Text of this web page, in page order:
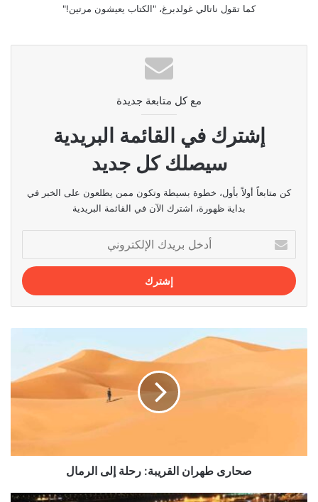
كما تقول ناتالي غولدبرغ، "الكتاب يعيشون مرتين!"
مع كل متابعة جديدة
إشترك في القائمة البريدية
سيصلك كل جديد
كن متابعاً أولاً بأول، خطوة بسيطة وتكون ممن يطلعون على الخبر في
بداية ظهورة، اشترك الآن في القائمة البريدية
بريدك
الإلكتروني
طهران
صحارى طهران القريبة: رحلة إلى الرمال
عناوين